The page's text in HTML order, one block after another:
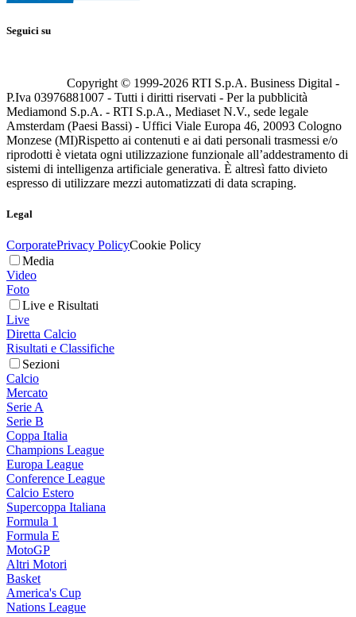
Seguici su
Copyright © 1999-2026 RTI S.p.A. Business Digital -
P.Iva 03976881007 - Tutti i diritti riservati - Per la pubblicità
Mediamond S.p.A. - RTI S.p.A., Mediaset N.V., sede legale
Amsterdam (Paesi Bassi) - Uffici Viale Europa 46, 20093 Cologno
Monzese (MI)Rispetto ai contenuti e ai dati personali trasmessi e/o
riprodotti è vietata ogni utilizzazione funzionale all’addestramento di
sistemi di intelligenza artificiale generativa. È altresì fatto divieto
espresso di utilizzare mezzi automatizzati di data scraping.
Legal
CorporatePrivacy PolicyCookie Policy
Media
Video
Foto
Live e Risultati
Live
Diretta Calcio
Risultati e Classifiche
Sezioni
Calcio
Mercato
Serie A
Serie B
Coppa Italia
Champions League
Europa League
Conference League
Calcio Estero
Supercoppa Italiana
Formula 1
Formula E
MotoGP
Altri Motori
Basket
America's Cup
Nations League